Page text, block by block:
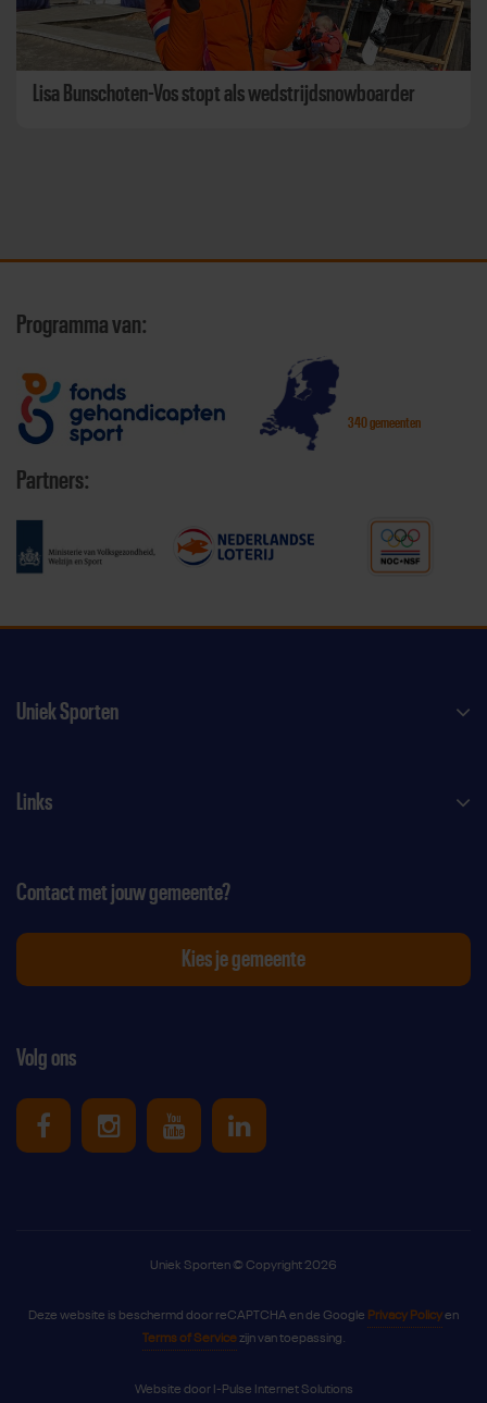
Lisa Bunschoten-Vos stopt als wedstrijdsnowboarder
Programma van:
340 gemeenten
Partners:
Uniek Sporten
Links
Volg ons
Uniek Sporten op Facebook
Uniek Sporten op Instagram
Uniek Sporten op Youtube
Uniek Sporten op
Contact met jouw gemeente?
Kies je gemeente
Uniek Sporten © Copyright 2026
Deze website is beschermd door reCAPTCHA en de Google Privacy Policyen
Terms of Servicezijn van toepassing.
Website door I-Pulse Internet Solutions